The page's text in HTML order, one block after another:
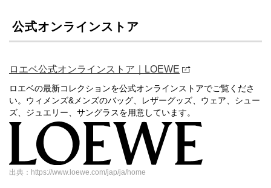
公式オンラインストア
ロエベ公式オンラインストア｜LOEWE
ロエベの最新コレクションを公式オンラインストアでご覧くださ
い。ウィメンズ&メンズのバッグ、レザーグッズ、ウェア、シュー
ズ、ジュエリー、サングラスを用意しています。
出典：https://www.loewe.com/jap/ja/home